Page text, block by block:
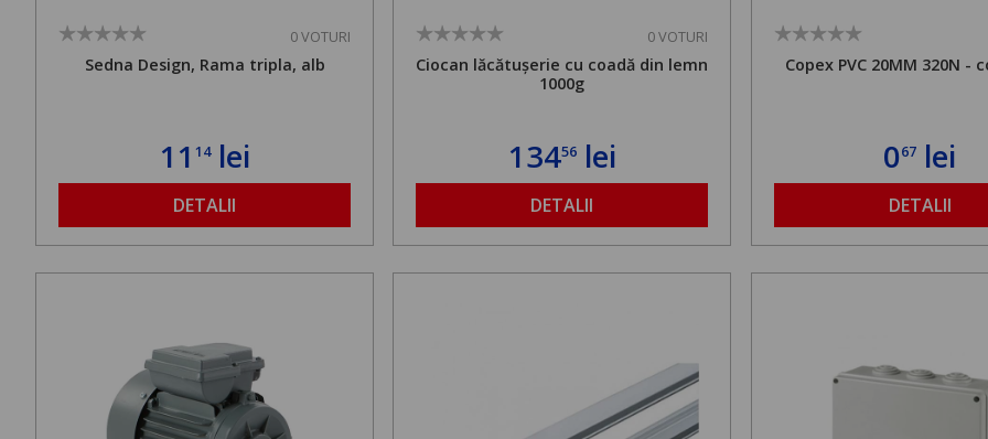
0 VOTURI
Sedna Design, Rama tripla, alb
11 14lei
DETALII
0 VOTURI
Ciocan lăcătușerie cu coadă din lemn
1000g
13456lei
DETALII
Copex PVC 20MM 320N -
067 lei
DETALII